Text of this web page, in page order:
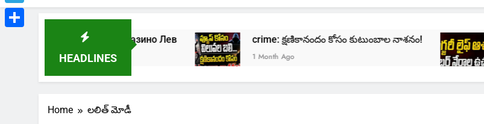
HEADLINES
Играть в онлайн казино Лев
1 Week Ago
crime: క్షణికానందం కోసం కుటుంబాల నాశనం!
1 Month Ago
Home లలిత్ మోడీ
Telegram